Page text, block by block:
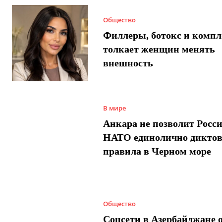
Общество
Филлеры, ботокс и
толкает женщин менять
внешность
В мире
Анкара не позволит
НАТО единолично
правила в Черном море
Общество
Соцсети в Азербайджане